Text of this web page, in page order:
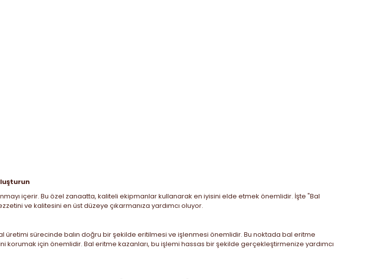
içerir. Bu özel zanaatta, kaliteli ekipmanlar kullanarak en iyisini elde etmek önemlidir. İşte "Bal
ve kalitesini en üst düzeye çıkarmanıza yardımcı oluyor.
üretimi sürecinde balın doğru bir şekilde eritilmesi ve işlenmesi önemlidir. Bu noktada bal eritme
korumak için önemlidir. Bal eritme kazanları, bu işlemi hassas bir şekilde gerçekleştirmenize yardımcı